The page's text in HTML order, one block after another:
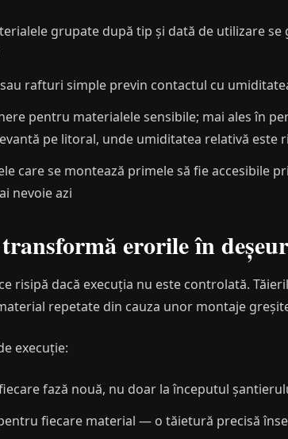
grupate după tip și dată de utilizare se
rafturi simple previn contactul cu
pentru materialele sensibile; mai ales în
pe litoral, unde umiditatea relativă este
care se montează primele să fie accesibile
nevoie azi
erorile în
risipă dacă execuția nu este controlată.
repetate din cauza unor montaje
execuție:
fază nouă, nu doar la începutul
fiecare material — o tăietură precisă